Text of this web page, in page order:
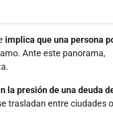
implica que una persona
Ante este panorama,
la presión de una deuda
trasladan entre ciudades o